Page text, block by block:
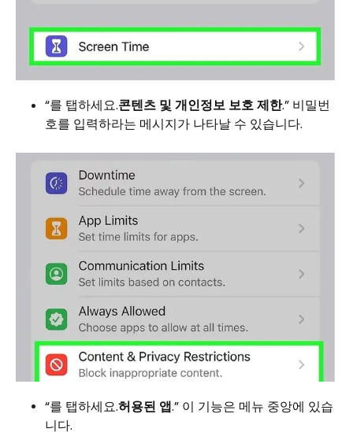
“를 탭하세요.콘텐츠 및 개인정보 보호 제한.” 비밀번
호를 입력하라는 메시지가 나타날 수 있습니다.
“를 탭하세요.허용된 앱.” 이 기능은 메뉴 중앙에 있습
니다.